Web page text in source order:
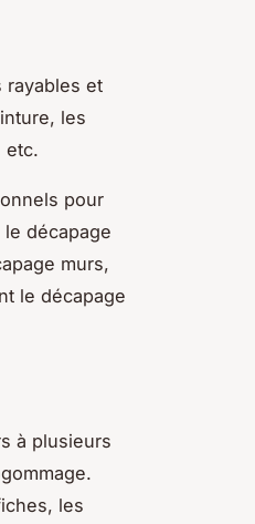
rayables et
les
etc.
pour
décapage
murs,
le décapage
à plusieurs
les